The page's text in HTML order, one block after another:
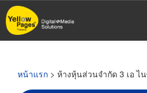
ข้าม
ไป
หน้าแรก > ห้างหุ้นส่วนจำกัด 3 เอ ไ